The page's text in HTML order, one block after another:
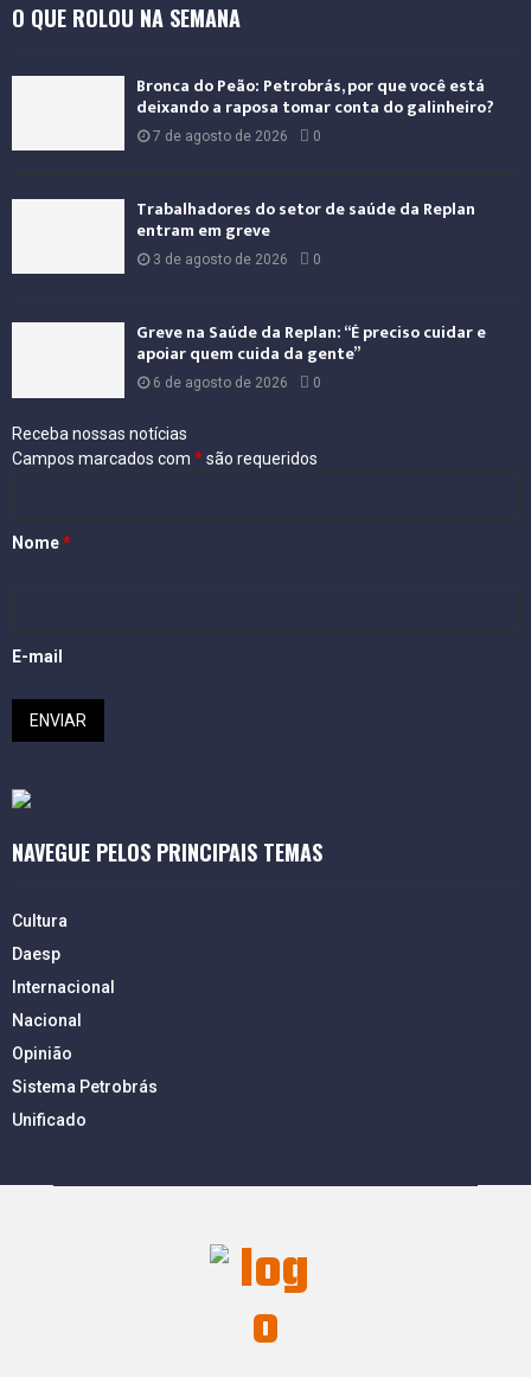
O QUE ROLOU NA SEMANA
Bronca do Peão: Petrobrás, por que você está
deixando a raposa tomar conta do galinheiro?
7 de agosto de 2026 0
Trabalhadores do setor de saúde da Replan
entram em greve
3 de agosto de 2026 0
Greve na Saúde da Replan: “É preciso cuidar e
apoiar quem cuida da gente”
6 de agosto de 2026 0
Receba nossas notícias
Campos marcados com *são requeridos
Nome*
E-mail
NAVEGUE PELOS PRINCIPAIS TEMAS
Cultura
Daesp
Internacional
Nacional
Opinião
Sistema Petrobrás
Unificado